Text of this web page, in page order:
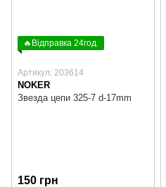
🔥Відправка 24год.
Артикул: 203614
NOKER
Звезда цепи 325-7 d-17mm
150 грн